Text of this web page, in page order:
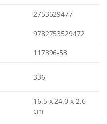
2753529477
9782753529472
117396-53
336
16.5 x 24.0 x 2.6
cm